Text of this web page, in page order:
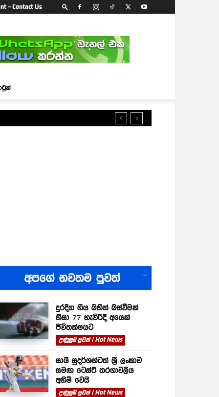
– Contact Us
අපගේ නවතම පුවත්
දුරදිග ගිය බහින් බස්වීමක්
නිසා 77 හැවිරිදි අයෙක්
ජීවිතක්ෂයට
උණුසුම් පුවත් | Hot News
සායි සුදර්ශන්ටත් ශ්‍රී ලංකාව
සමඟ ටෙස්ට් තරගාවලිය
අහිමි වෙයි
උණුසුම් පුවත් | Hot News